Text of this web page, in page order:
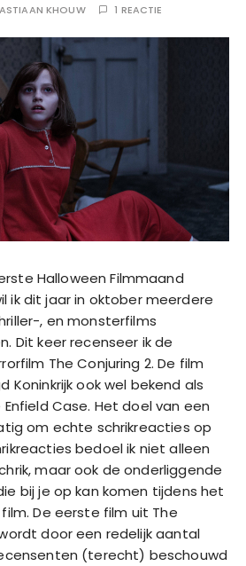
KHOUW 1 REACTIE
Halloween Filmmaand
ik dit jaar in oktober meerdere
, en monsterfilms
Dit keer recenseer ik de
The Conjuring 2. De film
Koninkrijk ook wel bekend als
Enfield Case. Het doel van een
om echte schrikreacties op
bedoel ik niet alleen
maar ook de onderliggende
bij je op kan komen tijdens het
De eerste film uit The
door een redelijk aantal
(terecht) beschouwd